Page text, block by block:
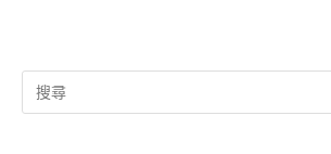
Search
for: